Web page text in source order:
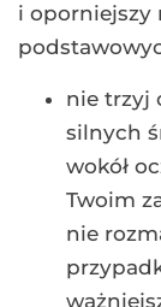
i oporniejszy
nie trzyj
silnych
wokół
Twoim
nie